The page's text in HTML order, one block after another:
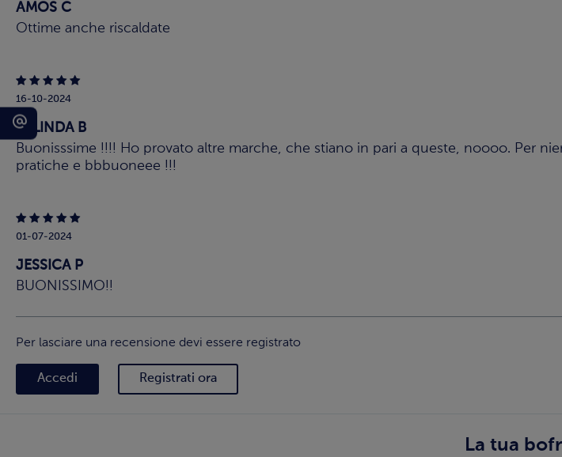
AMOS C
Ottime anche riscaldate
16-10-2024
BELINDA B
Buonisssime !!!! Ho provato altre marche, che stiano in pari a queste, noooo. Per
pratiche e bbbuoneee !!!
01-07-2024
JESSICA P
BUONISSIMO!!
Per lasciare una recensione devi essere registrato
Accedi Registrati ora
La tua